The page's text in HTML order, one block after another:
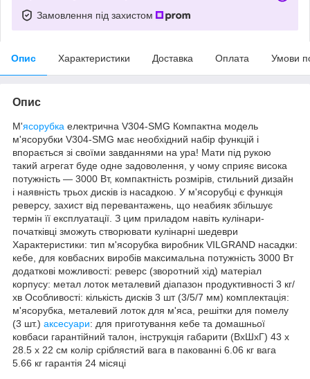
Замовлення під захистом
Опис Характеристики Доставка Оплата Умови
Опис
М'ясорубка електрична V304-SMG Компактна модель
м'ясорубки V304-SMG має необхідний набір функцій і
впорається зі своїми завданнями на ура! Мати під рукою
такий агрегат буде одне задоволення, у чому сприяє висока
потужність — 3000 Вт, компактність розмірів, стильний дизайн
і наявність трьох дисків із насадкою. У м'ясорубці є функція
реверсу, захист від перевантажень, що неабияк збільшує
термін її експлуатації. З цим приладом навіть кулінари-
початківці зможуть створювати кулінарні шедеври
Характеристики: тип м'ясорубка виробник VILGRAND насадки:
кебе, для ковбасних виробів максимальна потужність 3000 Вт
додаткові можливості: реверс (зворотний хід) матеріал
корпусу: метал лоток металевий діапазон продуктивності 3 кг/
хв Особливості: кількість дисків 3 шт (3/5/7 мм) комплектація:
м'ясорубка, металевий лоток для м'яса, решітки для помелу
(3 шт.) аксесуари: для приготування кебе та домашньої
ковбаси гарантійний талон, інструкція габарити (ВхШхГ) 43 х
28.5 х 22 см колір сріблястий вага в пакованні 6.06 кг вага
5.66 кг гарантія 24 місяці